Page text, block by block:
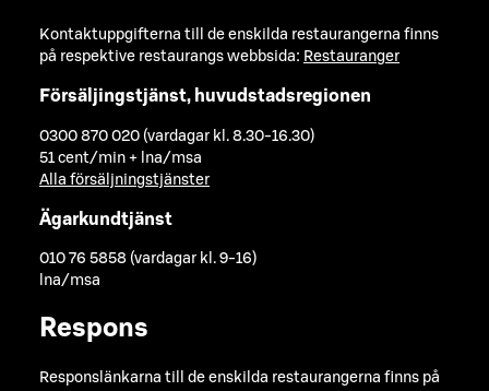
Kontaktuppgifterna till de enskilda restaurangerna finns
på respektive restaurangs webbsida: Restauranger
Försäljingstjänst, huvudstadsregionen
0300 870 020 (vardagar kl. 8.30-16.30)
51 cent/min + lna/msa
Alla försäljningstjänster
Ägarkundtjänst
010 76 5858 (vardagar kl. 9-16)
lna/msa
Respons
Responslänkarna till de enskilda restaurangerna finns på